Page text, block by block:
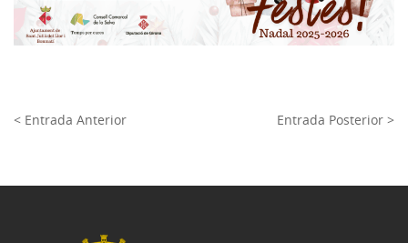
< Entrada Anterior Entrada Posterior >